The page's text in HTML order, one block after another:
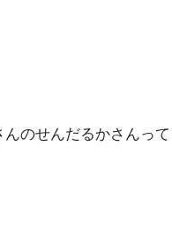
のせんだるかさんって